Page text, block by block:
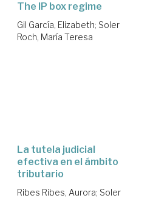
The IP box regime
Gil García, Elizabeth; Soler
Roch, María Teresa
La tutela judicial
efectiva en el ámbito
tributario
Ribes Ribes, Aurora; Soler